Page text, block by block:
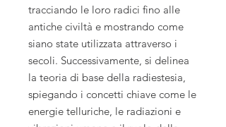
tracciando le loro radici fino alle
antiche civiltà e mostrando come
siano state utilizzata attraverso i
secoli. Successivamente, si delinea
la teoria di base della radiestesia,
spiegando i concetti chiave come le
energie telluriche, le radiazioni e